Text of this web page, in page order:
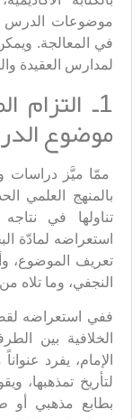
موضوعات الدرس
في المعالجة.
لمدارس العقيدة
1ـ
موضوع
ممّا ميَّز دراسات
بالمنهج العلمي
تناولها في
استعراضه لمادّة
تعريف الموضوع،
النجفي، وما تلاه
ففي استعراضه
الخلافية بين
الإمام، يفرد
لتأريخ تمذهبها،
بطابع مذهبي أو